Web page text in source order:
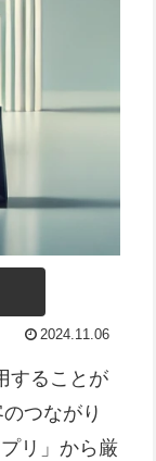
2024.11.06
することが
つながり
リ」から厳